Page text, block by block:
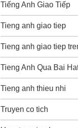
Tiếng Anh Giao Tiếp
Tieng anh giao tiep
Tieng anh giao tiep
Tieng Anh Qua Bai
Tieng anh thieu nhi
Truyen co tich